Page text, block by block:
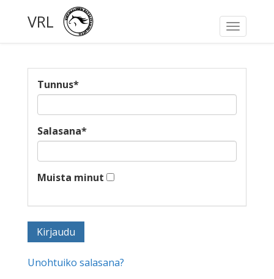
Toggle
VRL
Tunnus*
Salasana*
Muista minut
Unohtuiko salasana?